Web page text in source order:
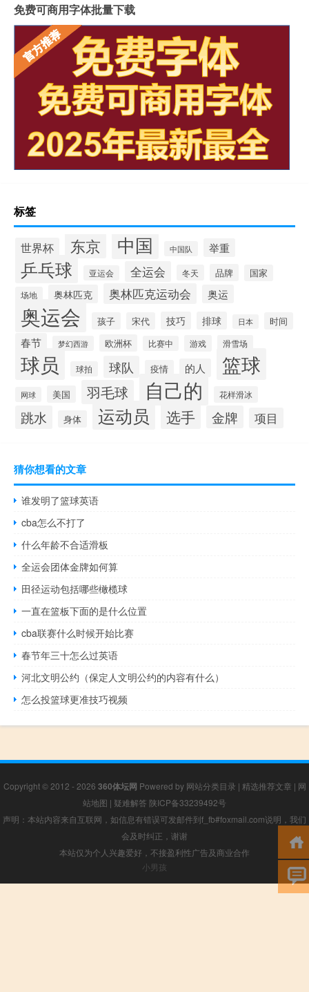
免费可商用字体批量下载
标签
世界杯 东京 中国 中国队 举重
乒乓球 亚运会 全运会 冬天 品牌 国家
场地 奥林匹克 奥林匹克运动会 奥运
奥运会 孩子 宋代 技巧 排球 日本 时间
春节 梦幻西游 欧洲杯 比赛中 游戏 滑雪场
球员 球拍 球队 疫情 的人 篮球
网球 美国 羽毛球 自己的 花样滑冰
跳水 身体 运动员 选手 金牌 项目
猜你想看的文章
谁发明了篮球英语
cba怎么不打了
什么年龄不合适滑板
全运会团体金牌如何算
田径运动包括哪些橄榄球
一直在篮板下面的是什么位置
cba联赛什么时候开始比赛
春节年三十怎么过英语
河北文明公约（保定人文明公约的内容有什么）
怎么投篮球更准技巧视频
Copyright © 2012 - 2026 360体坛网 Powered by 网站分类目录 | 精选推荐文章 | 网
站地图 | 疑难解答 陕ICP备33239492号
声明：本站内容来自互联网，如信息有错误可发邮件到f_fb#foxmail.com说明，我们
会及时纠正，谢谢
本站仅为个人兴趣爱好，不接盈利性广告及商业合作
小男孩